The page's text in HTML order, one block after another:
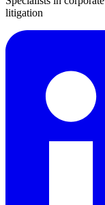
litigation